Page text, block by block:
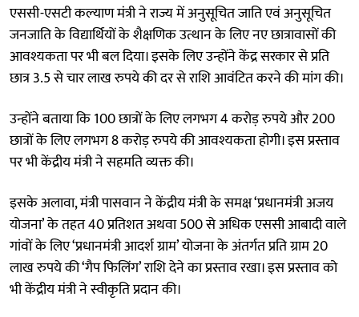
एससी-एसटी कल्याण मंत्री ने राज्य में अनुसूचित जाति एवं अनुसूचित
जनजाति के विद्यार्थियों के शैक्षणिक उत्थान के लिए नए छात्रावासों की
आवश्यकता पर भी बल दिया। इसके लिए उन्होंने केंद्र सरकार से प्रति
छात्र 3.5 से चार लाख रुपये की दर से राशि आवंटित करने की मांग की।
उन्होंने बताया कि 100 छात्रों के लिए लगभग 4 करोड़ रुपये और 200
छात्रों के लिए लगभग 8 करोड़ रुपये की आवश्यकता होगी। इस प्रस्ताव
पर भी केंद्रीय मंत्री ने सहमति व्यक्त की।
इसके अलावा, मंत्री पासवान ने केंद्रीय मंत्री के समक्ष ‘प्रधानमंत्री अजय
योजना’ के तहत 40 प्रतिशत अथवा 500 से अधिक एससी आबादी वाले
गांवों के लिए ‘प्रधानमंत्री आदर्श ग्राम’ योजना के अंतर्गत प्रति ग्राम 20
लाख रुपये की ‘गैप फिलिंग’ राशि देने का प्रस्ताव रखा। इस प्रस्ताव को
भी केंद्रीय मंत्री ने स्वीकृति प्रदान की।